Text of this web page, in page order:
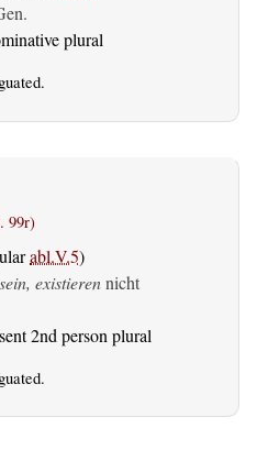
plural
99r)
abl.V.5)
existierennicht
2nd person plural